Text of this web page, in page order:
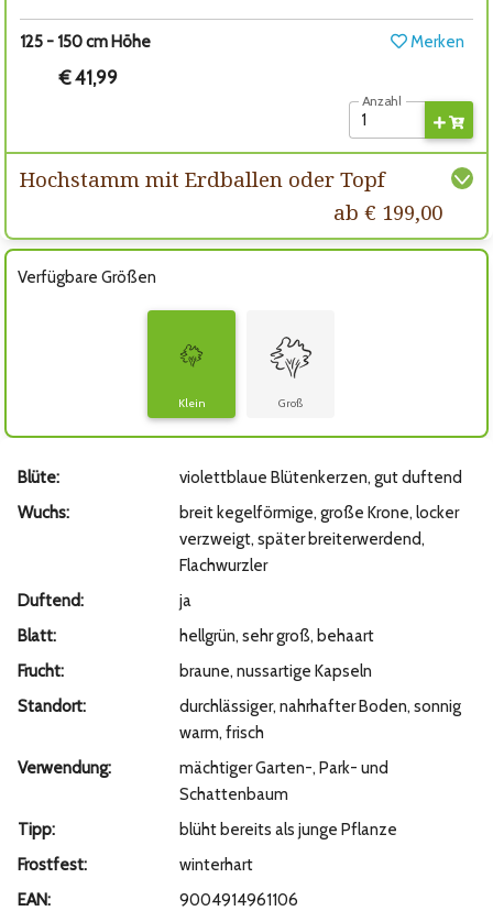
125 - 150 cm Höhe Merken
€ 41,99
Anzahl
Hochstamm mit Erdballen oder Topf
ab € 199,00
Verfügbare Größen
Klein Groß
Blüte:
violettblaue Blütenkerzen, gut duftend
Wuchs:
breit kegelförmige, große Krone, locker
verzweigt, später breiterwerdend,
Flachwurzler
Duftend:
ja
Blatt:
hellgrün, sehr groß, behaart
Frucht:
braune, nussartige Kapseln
Standort:
durchlässiger, nahrhafter Boden, sonnig
warm, frisch
Verwendung:
mächtiger Garten-, Park- und
Schattenbaum
Tipp:
blüht bereits als junge Pflanze
Frostfest:
winterhart
EAN:
9004914961106